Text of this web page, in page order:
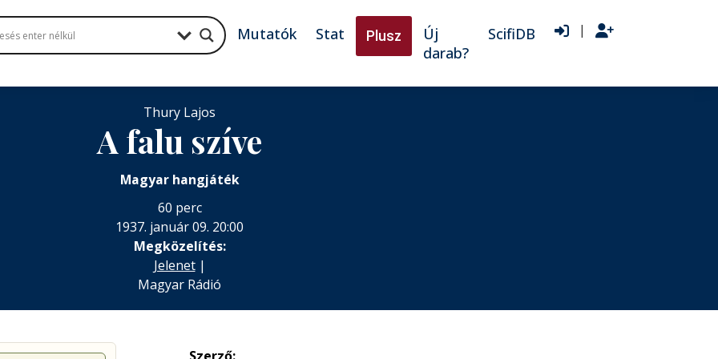
Mutatók Stat Plusz
Új
darab?
ScifiDB |
Thury Lajos
A falu szíve
Magyar hangjáték
60 perc
1937. január 09. 20:00
Megközelítés:
Jelenet|
Magyar Rádió